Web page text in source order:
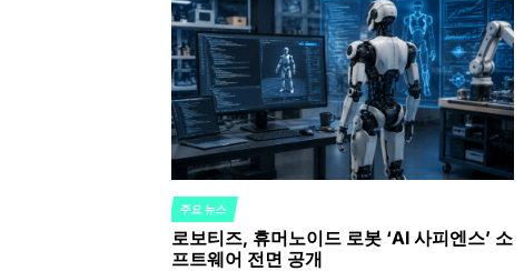
POSTED
IN
주요 뉴스
로보티즈, 휴머노이드 로봇 ‘AI 사피엔스’ 소
프트웨어 전면 공개